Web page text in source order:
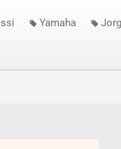
Yamaha